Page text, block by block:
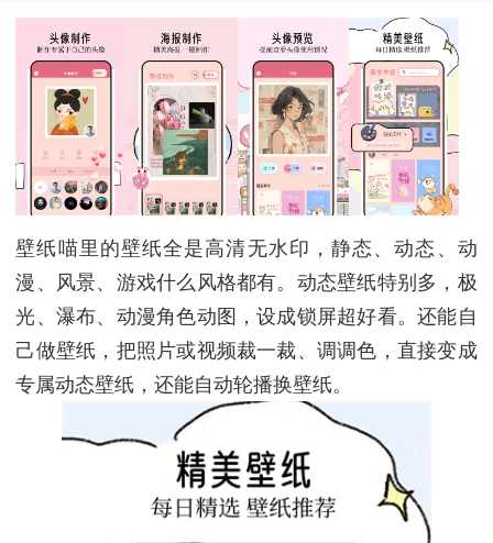
壁纸喵里的壁纸全是高清无水印，静态、动态、动
漫、风景、游戏什么风格都有。动态壁纸特别多，极
光、瀑布、动漫角色动图，设成锁屏超好看。还能自
己做壁纸，把照片或视频裁一裁、调调色，直接变成
专属动态壁纸，还能自动轮播换壁纸。